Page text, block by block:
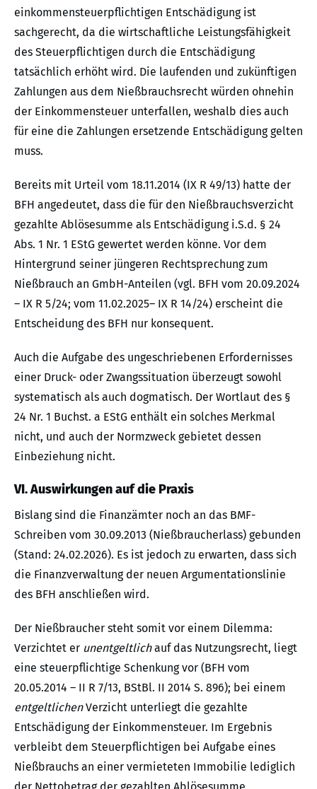
einkommensteuerpflichtigen Entschädigung ist
sachgerecht, da die wirtschaftliche Leistungsfähigkeit
des Steuerpflichtigen durch die Entschädigung
tatsächlich erhöht wird. Die laufenden und zukünftigen
Zahlungen aus dem Nießbrauchsrecht würden ohnehin
der Einkommensteuer unterfallen, weshalb dies auch
für eine die Zahlungen ersetzende Entschädigung gelten
muss.
Bereits mit Urteil vom 18.11.2014 (IX R 49/13) hatte der
BFH angedeutet, dass die für den Nießbrauchsverzicht
gezahlte Ablösesumme als Entschädigung i.S.d. § 24
Abs. 1 Nr. 1 EStG gewertet werden könne. Vor dem
Hintergrund seiner jüngeren Rechtsprechung zum
Nießbrauch an GmbH-Anteilen (vgl. BFH vom 20.09.2024
– IX R 5/24; vom 11.02.2025– IX R 14/24) erscheint die
Entscheidung des BFH nur konsequent.
Auch die Aufgabe des ungeschriebenen Erfordernisses
einer Druck- oder Zwangssituation überzeugt sowohl
systematisch als auch dogmatisch. Der Wortlaut des §
24 Nr. 1 Buchst. a EStG enthält ein solches Merkmal
nicht, und auch der Normzweck gebietet dessen
Einbeziehung nicht.
VI. Auswirkungen auf die Praxis
Bislang sind die Finanzämter noch an das BMF-
Schreiben vom 30.09.2013 (Nießbraucherlass) gebunden
(Stand: 24.02.2026). Es ist jedoch zu erwarten, dass sich
die Finanzverwaltung der neuen Argumentationslinie
des BFH anschließen wird.
Der Nießbraucher steht somit vor einem Dilemma:
Verzichtet er unentgeltlichauf das Nutzungsrecht, liegt
eine steuerpflichtige Schenkung vor (BFH vom
20.05.2014 – II R 7/13, BStBl. II 2014 S. 896); bei einem
entgeltlichenVerzicht unterliegt die gezahlte
Entschädigung der Einkommensteuer. Im Ergebnis
verbleibt dem Steuerpflichtigen bei Aufgabe eines
Nießbrauchs an einer vermieteten Immobilie lediglich